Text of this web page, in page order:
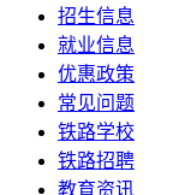
招生信息
就业信息
优惠政策
常见问题
铁路学校
铁路招聘
教育资讯